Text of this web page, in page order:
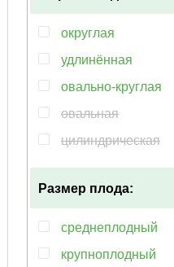
округлая
удлинённая
овально-круглая
овальная
цилиндрическая
плоскоокруглая
вытянуто-овальная
Размер плода:
среднеплодный
крупноплодный